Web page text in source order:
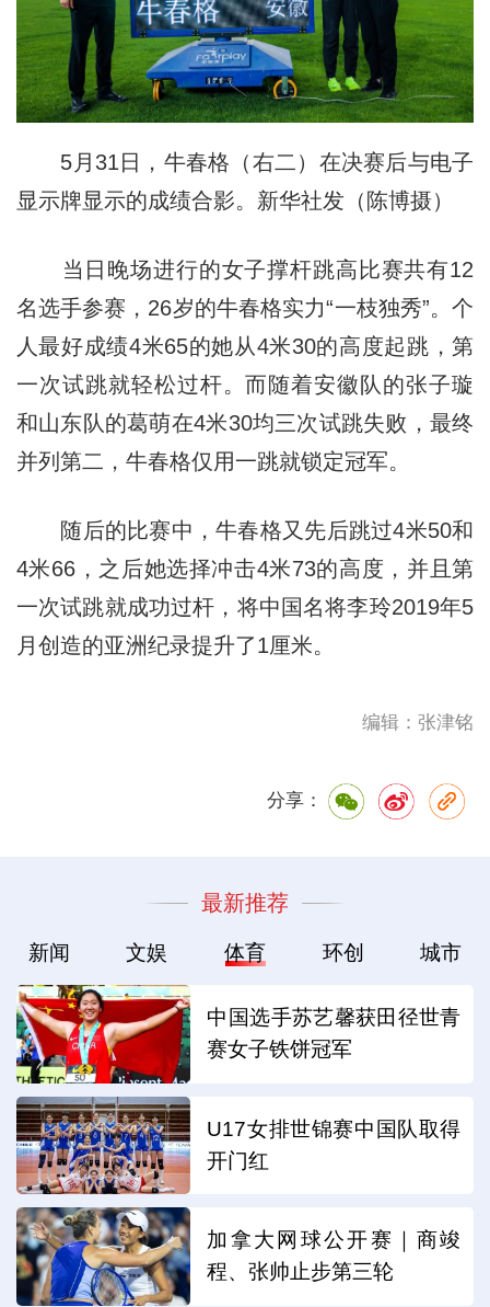
5月31日，牛春格（右二）在决赛后与电子
显示牌显示的成绩合影。新华社发（陈博摄）
当日晚场进行的女子撑杆跳高比赛共有12
名选手参赛，26岁的牛春格实力“一枝独秀”。个
人最好成绩4米65的她从4米30的高度起跳，第
一次试跳就轻松过杆。而随着安徽队的张子璇
和山东队的葛萌在4米30均三次试跳失败，最终
并列第二，牛春格仅用一跳就锁定冠军。
随后的比赛中，牛春格又先后跳过4米50和
4米66，之后她选择冲击4米73的高度，并且第
一次试跳就成功过杆，将中国名将李玲2019年5
月创造的亚洲纪录提升了1厘米。
编辑：张津铭
分享：
最新推荐
新闻 文娱 体育 环创 城市
中国选手苏艺馨获田径世青
赛女子铁饼冠军
U17女排世锦赛中国队取得
开门红
加拿大网球公开赛｜商竣
程、张帅止步第三轮